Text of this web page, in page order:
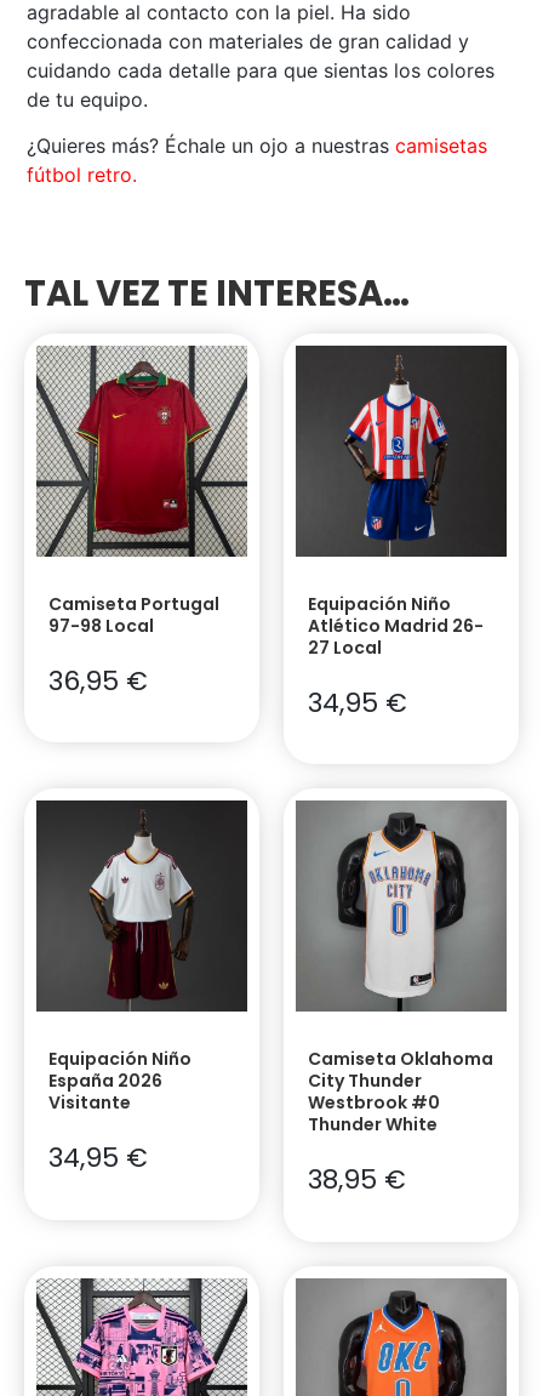
agradable al contacto con la piel. Ha sido
confeccionada con materiales de gran calidad y
cuidando cada detalle para que sientas los colores
de tu equipo.
¿Quieres más? Échale un ojo a nuestrascamisetas
fútbol retro.
TAL VEZ TE INTERESA…
Camiseta Portugal
97-98 Local
36,95 €
Equipación Niño
Atlético Madrid 26-
27 Local
34,95 €
Equipación Niño
España 2026
Visitante
34,95 €
Camiseta Oklahoma
City Thunder
Westbrook #0
Thunder White
38,95 €